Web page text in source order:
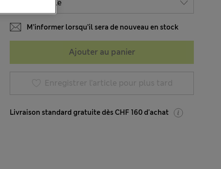
M’informer lorsqu’il sera de nouveau en stock
Ajouter au panier
Enregistrer l’article pour plus tard
Livraison standard gratuite dès CHF 160 d'achat